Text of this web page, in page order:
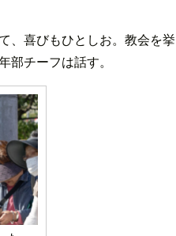
、喜びもひとしお。教会を挙
チーフは話す。